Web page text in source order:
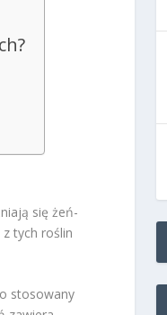
się żeń-
tych roślin
stosowany